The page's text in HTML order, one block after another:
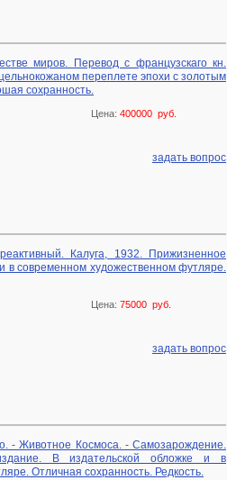
миров. Перевод с французскаго кн.
переплете эпохи с золотым
сохранность.
Цена: 400000 руб.
задать вопрос
Калуга, 1932. Прижизненное
в современном художественном футляре.
Цена: 75000 руб.
задать вопрос
- Животное Космоса. - Самозарождение.
В издательской обложке и в
Отличная сохранность. Редкость.